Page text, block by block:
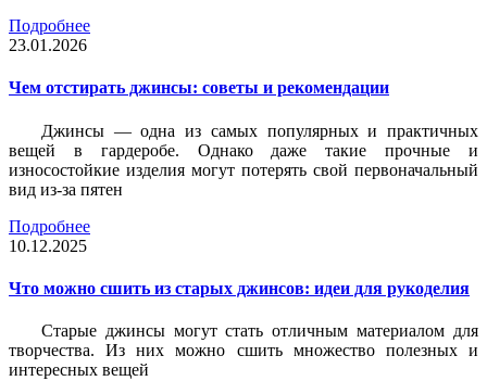
Подробнее
23.01.2026
Чем отстирать джинсы: советы и рекомендации
Джинсы — одна из самых популярных и практичных
вещей в гардеробе. Однако даже такие прочные и
износостойкие изделия могут потерять свой первоначальный
вид из-за пятен
Подробнее
10.12.2025
Что можно сшить из старых джинсов: идеи для рукоделия
Старые джинсы могут стать отличным материалом для
творчества. Из них можно сшить множество полезных и
интересных вещей